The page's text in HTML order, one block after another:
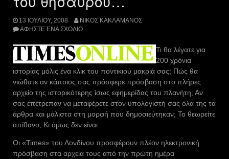
13 ΙΟΥΛΊΟΥ, 2008
ΝΊΚΟΣ ΚΑΚΛΑΜΆΝΟΣ
ΑΦΉΣΤΕ ΈΝΑ ΣΧΌΛΙΟ
Τι θα λέγατε για
200 χρόνια
ιστορίας μόλις ένα κλικ του ποντικιού μακριά σας; Πώς θα
νιώθατε αν κάποιος σας πρόσφερε πρόσβαση στο πλήρες
αρχείο της ιστορικότερης ίσως εφημερίδας του πλανήτη; Αν
σας επέτρεπαν να μεταφέρετε στον υπολογιστή σας όλα της τα
άρθρα και μάλιστα στη μορφή που δημοσιεύτηκαν; Το θεωρείτε
απίθανο; Κι όμως δεν είναι.
Οι «Times» του Λονδίνου προσφέρουν πλέον ηλεκτρονική
πρόσβαση στα αρχεία τους από την πρώτη ημέρα